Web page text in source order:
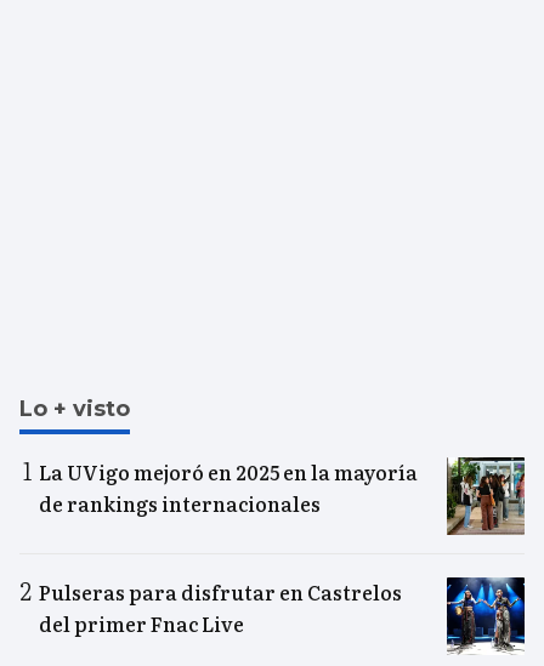
Lo + visto
La UVigo mejoró en 2025 en la mayoría
de rankings internacionales
Pulseras para disfrutar en Castrelos
del primer Fnac Live